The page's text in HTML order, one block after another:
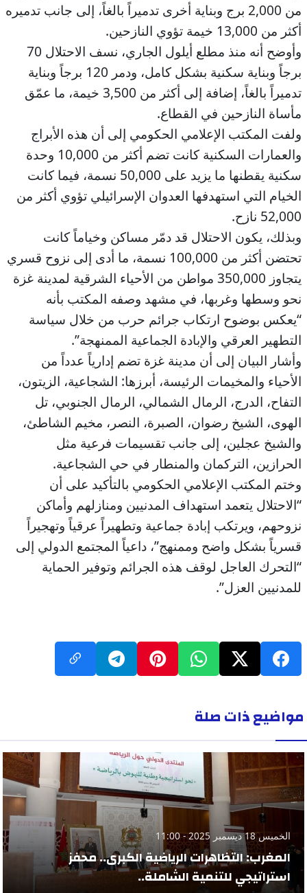
من 2,000 برج وبناية أخرى تدميراً بالغاً، إلى جانب تدميره
أكثر من 13,000 خيمة تؤوي النازحين.
وأوضح أنه منذ مطلع أيلول الجاري، نسف الاحتلال 70
برجاً وبناية سكنية بشكل كامل، ودمر 120 برجاً وبناية
تدميراً بالغاً، إضافة إلى أكثر من 3,500 خيمة، ما عمّق
مأساة النازحين في القطاع.
ولفت المكتب الإعلامي الحكومي إلى أن هذه الأبراج
والعمارات السكنية كانت تضم أكثر من 10,000 وحدة
سكنية يقطنها ما يزيد على 50,000 نسمة، فيما كانت
الخيام التي استهدفها العدوان الإسرائيلي تؤوي أكثر من
52,000 نازح.
وبذلك، يكون الاحتلال قد دمّر مساكن وخياماً كانت
تحتضن أكثر من 100,000 نسمة، ما أدى إلى نزوح قسري
يتجاوز 350,000 مواطن من الأحياء الشرقية لمدينة غزة
نحو وسطها وغربها، في مشهد وصفه المكتب بأنه
“يعكس بوضوح ارتكاب جرائم حرب من خلال سياسة
التطهير العرقي والإبادة الجماعية الممنهجة”.
وأشار البيان إلى أن مدينة غزة تضم إدارياً عدداً من
الأحياء والمخيمات الرئيسة، أبرزها: الشجاعية، الزيتون،
التفاح، الدرج، الرمال الشمالي، الرمال الجنوبي، تل
الهوى، الشيخ رضوان، الصبرة، النصر، مخيم الشاطئ،
والشيخ عجلين، إلى جانب تقسيمات فرعية مثل
الحرازين، التركمان والمنطار في حي الشجاعية.
وختم المكتب الإعلامي الحكومي بالتأكيد على أن
“الاحتلال يتعمد استهداف المدنيين ومنازلهم وأماكن
نزوحهم، ويرتكب إبادة جماعية وتطهيراً عرقياً وتهجيراً
قسرياً بشكل واضح وممنهج”، داعياً المجتمع الدولي إلى
“التحرك العاجل لوقف هذه الجرائم وتوفير الحماية
للمدنيين العزل”.
مواضيع ذات صلة
الخميس 18 ديسمبر 2025 - 11:00
المغرب: التظاهرات الرياضية الكبرى.. محفز
استراتيجي للتنمية الشاملة..